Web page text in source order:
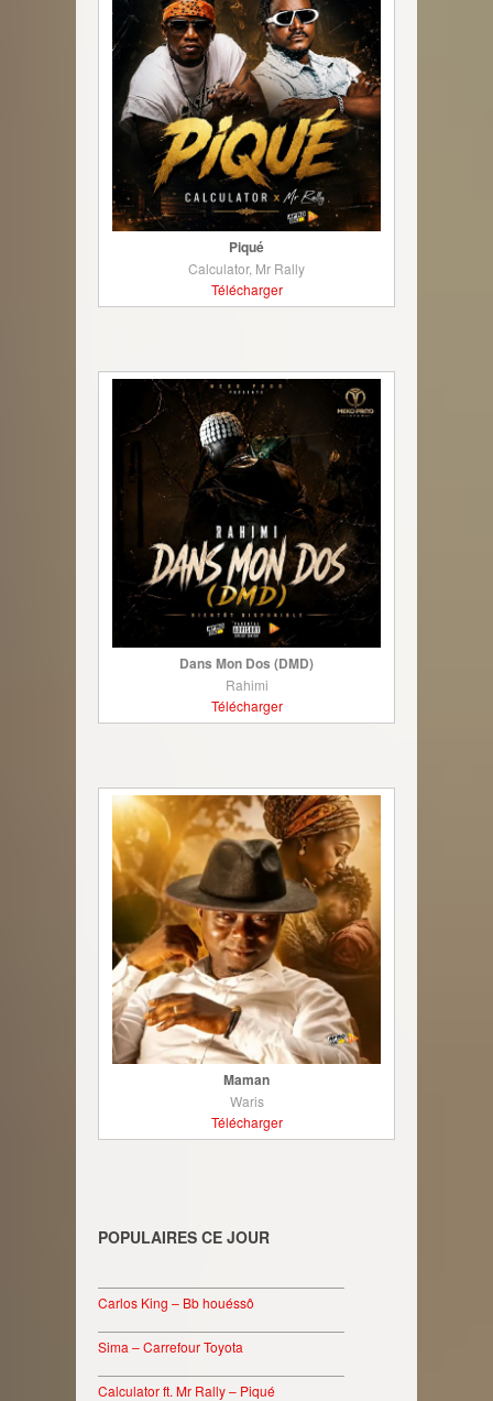
Piqué
Calculator, Mr Rally
Télécharger
Dans Mon Dos (DMD)
Rahimi
Télécharger
Maman
Waris
Télécharger
POPULAIRES CE JOUR
Carlos King – Bb houéssô
Sima – Carrefour Toyota
Calculator ft. Mr Rally – Piqué